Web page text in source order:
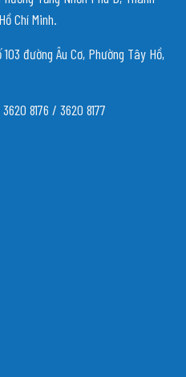
Chí Minh.
103 đường Âu Cơ, Phường Tây Hồ,
8176 / 3620 8177